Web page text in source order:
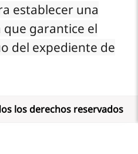
establecer una
garantice el
del expediente de
los derechos reservados